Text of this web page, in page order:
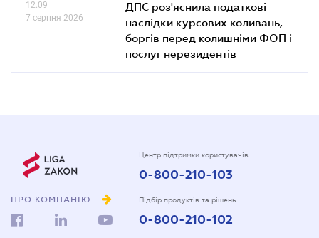
12.09
7 серпня 2026
ДПС роз'яснила податкові
наслідки курсових коливань,
боргів перед колишніми ФОП і
послуг нерезидентів
ПРО КОМПАНІЮ
Центр підтримки користувачів
0-800-210-103
Підбір продуктів та рішень
0-800-210-102